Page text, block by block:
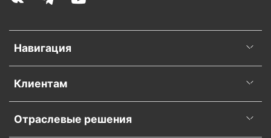
Навигация
Клиентам
Отраслевые решения